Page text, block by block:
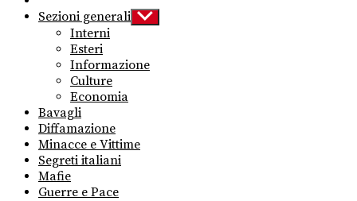
Sezioni generali Show
sub
Interni
Esteri
Informazione
Culture
Economia
Bavagli
Diffamazione
Minacce e Vittime
Segreti italiani
Mafie
Guerre e Pace